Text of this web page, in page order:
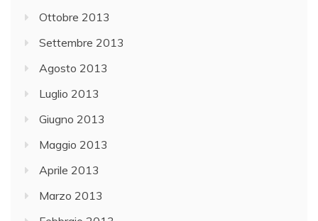
Ottobre 2013
Settembre 2013
Agosto 2013
Luglio 2013
Giugno 2013
Maggio 2013
Aprile 2013
Marzo 2013